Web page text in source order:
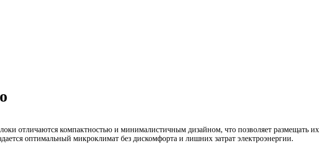
отличаются компактностью и минималистичным дизайном, что позволяет размещать их
оптимальный микроклимат без дискомфорта и лишних затрат электроэнергии.